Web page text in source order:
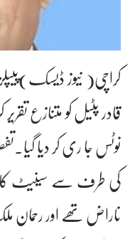
کراچی( نیوز
قادر پٹیل کو متنازع
نوٹس جا ری کر دیا
کی طرف سے سینیٹ
ناراض تھے اور